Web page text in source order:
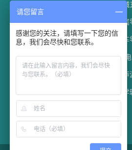
光学玻璃清洗机
汽车配件清洗机
通过式超声波清洗机
平板清洗机
槽式超声波清洗机
机
金属
汽车
3C
兆
光
请您留言
感谢您的关注，请填写一下您的信
息，我们会尽快和您联系。